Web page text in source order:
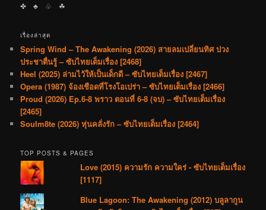
✤ ♣︎ ♧ ☘︎
เรื่องล่าสุด
Spring Wind – The Awakening (2026) สายลมเปลี่ยนทิศ ปวง
ประชาตื่นรู้ – ซับไทยเต็มเรื่อง [2468]
Heel (2025) ล่ามไว้ให้เป็นเด็กดี – ซับไทยเต็มเรื่อง [2467]
Opera (1987) จ้องเชือดที่โรงโอเปร่า – ซับไทยเต็มเรื่อง [2466]
Proud (2026) Ep.6-8 พราว ตอนที่ 6-8 (จบ) – ซับไทยเต็มเรื่อง
[2465]
Soulm8te (2026) หุ่นคลั่งรัก – ซับไทยเต็มเรื่อง [2464]
TOP POSTS & PAGES
Love (2015) ความรัก ความใคร่ - ซับไทยเต็มเรื่อง
[1117]
Blue Lagoon: The Awakening (2012) บลูลากูน